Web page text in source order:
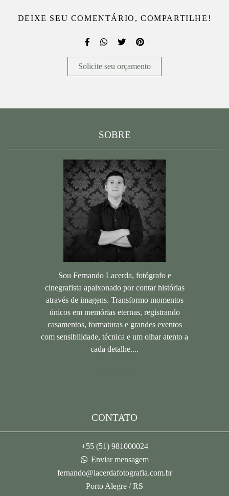
DEIXE SEU COMENTÁRIO, COMPARTILHE!
Solicite seu orçamento
SOBRE
Sou Fernando Lacerda, fotógrafo e
cinegrafista apaixonado por contar histórias
através de imagens. Transformo momentos
únicos em memórias eternas, registrando
casamentos, formaturas e grandes eventos
com sensibilidade, técnica e um olhar atento a
cada detalhe....
CONTATO
+55 (51) 981000024
Enviar mensagem
fernando@lacerdafotografia.com.br
Porto Alegre / RS